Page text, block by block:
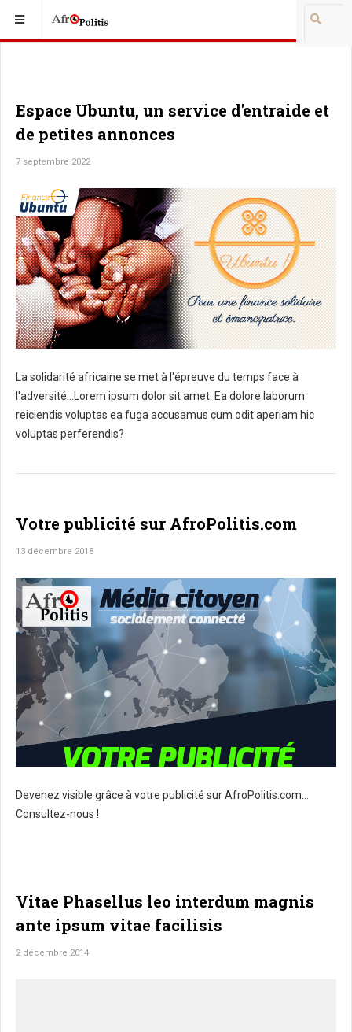
Espace Ubuntu, un service d'entraide et
de petites annonces
7 septembre 2022
La solidarité africaine se met à l'épreuve du temps face à
l'adversité...Lorem ipsum dolor sit amet. Ea dolore laborum
reiciendis voluptas ea fuga accusamus cum odit aperiam hic
voluptas perferendis?
Votre publicité sur AfroPolitis.com
13 décembre 2018
Devenez visible grâce à votre publicité sur AfroPolitis.com...
Consultez-nous !
Vitae Phasellus leo interdum magnis
ante ipsum vitae facilisis
2 décembre 2014